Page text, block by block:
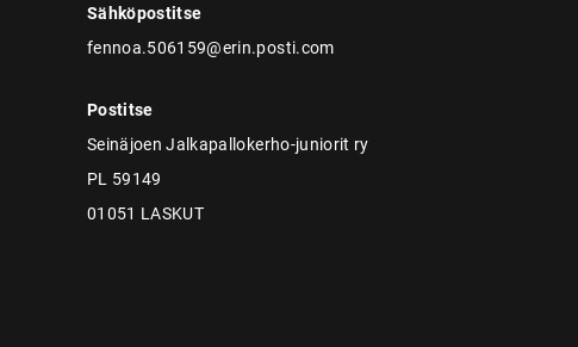
Sähköpostitse
fennoa.506159@erin.posti.com
Postitse
Seinäjoen Jalkapallokerho-juniorit ry
PL 59149
01051 LASKUT